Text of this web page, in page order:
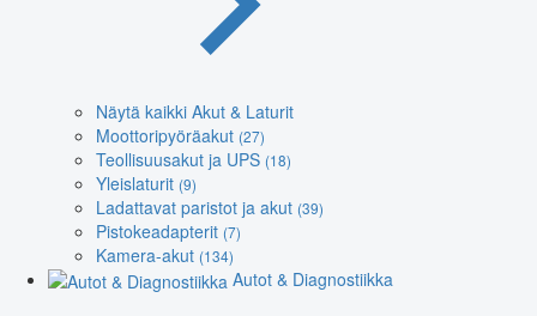
Näytä kaikki Akut & Laturit
Moottoripyöräakut (27)
Teollisuusakut ja UPS (18)
Yleislaturit (9)
Ladattavat paristot ja akut (39)
Pistokeadapterit (7)
Kamera-akut (134)
Autot & Diagnostiikka